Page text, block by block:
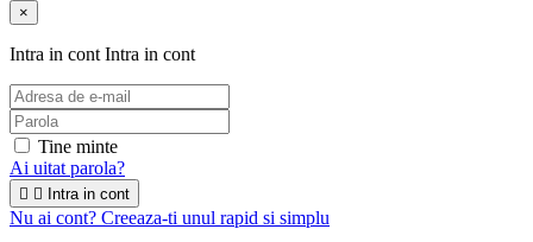
×
Intra in cont Intra in cont
Tine minte
Ai uitat parola?
  Intra in cont
Nu ai cont? Creeaza-ti unul rapid si simplu